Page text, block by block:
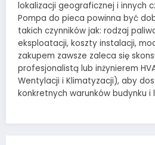
lokalizacji geograficznej i innych
Pompa do pieca powinna być
takich czynników jak: rodzaj
eksploatacji, koszty instalacji,
zakupem zawsze zaleca się
profesjonalistą lub inżynierem
Wentylacji i Klimatyzacji), aby
konkretnych warunków budynku i